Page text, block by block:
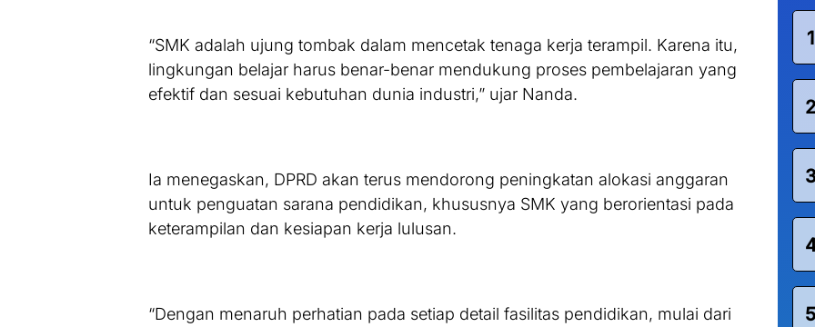
“SMK adalah ujung tombak dalam mencetak tenaga kerja terampil. Karena itu,
lingkungan belajar harus benar-benar mendukung proses pembelajaran yang
efektif dan sesuai kebutuhan dunia industri,” ujar Nanda.
Ia menegaskan, DPRD akan terus mendorong peningkatan alokasi anggaran
untuk penguatan sarana pendidikan, khususnya SMK yang berorientasi pada
keterampilan dan kesiapan kerja lulusan.
“Dengan menaruh perhatian pada setiap detail fasilitas pendidikan, mulai dari
1
2
5